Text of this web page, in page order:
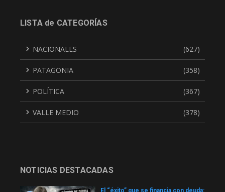
LISTA de CATEGORÍAS
NACIONALES (627)
PATAGONIA (358)
POLÍTICA (367)
VALLE MEDIO (378)
NOTICIAS DESTACADAS
El “éxito” que se financia con deuda: